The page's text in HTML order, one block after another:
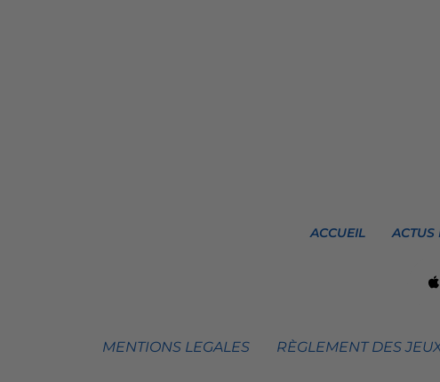
ACCUEIL ACTUS
MENTIONS LEGALES RÈGLEMENT DES